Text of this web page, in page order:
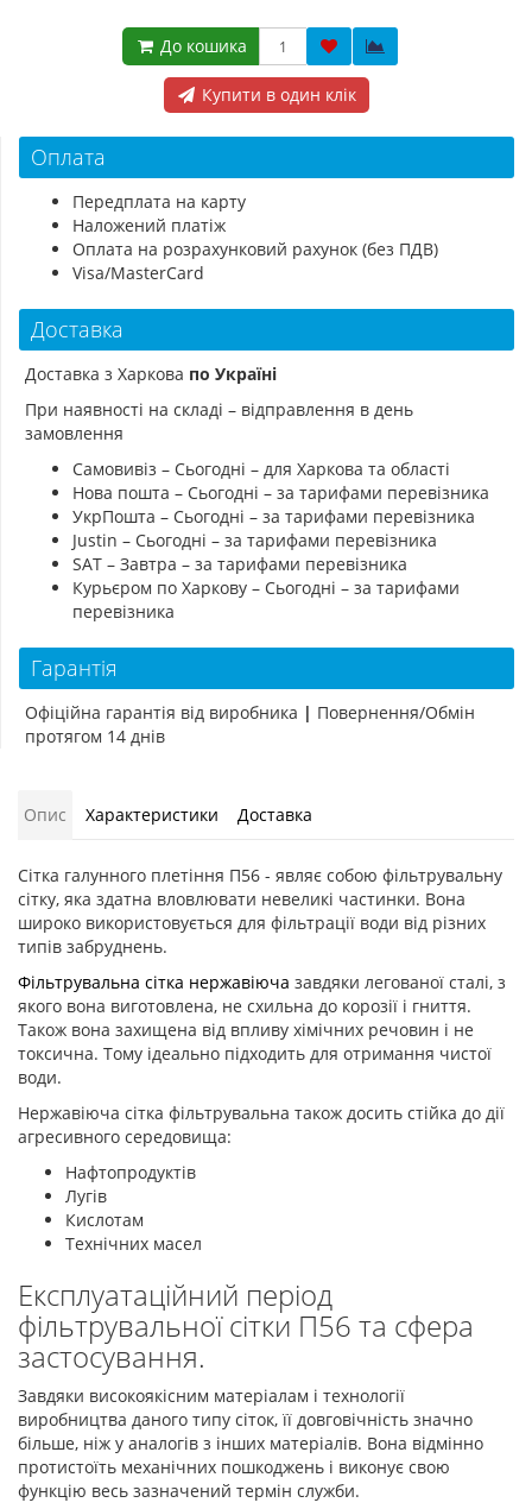
До кошика
Купити в один клік
Оплата
Передплата на карту
Наложений платіж
Оплата на розрахунковий рахунок (без ПДВ)
Visa/MasterCard
Доставка
Доставка з Харкова по Україні
При наявності на складі – відправлення в день
замовлення
Самовивіз – Сьогодні – для Харкова та області
Нова пошта – Сьогодні – за тарифами перевізника
УкрПошта – Сьогодні – за тарифами перевізника
Justin – Сьогодні – за тарифами перевізника
SAT – Завтра – за тарифами перевізника
Курьєром по Харкову – Сьогодні – за тарифами
перевізника
Гарантія
Офіційна гарантія від виробника | Повернення/Обмін
протягом 14 днів
Опис Характеристики Доставка
Сітка галунного плетіння П56 - являє собою фільтрувальну
сітку, яка здатна вловлювати невеликі частинки. Вона
широко використовується для фільтрації води від різних
типів забруднень.
Фільтрувальна сітка нержавіюча завдяки легованої сталі, з
якого вона виготовлена, не схильна до корозії і гниття.
Також вона захищена від впливу хімічних речовин і не
токсична. Тому ідеально підходить для отримання чистої
води.
Нержавіюча сітка фільтрувальна також досить стійка до дії
агресивного середовища:
Нафтопродуктів
Лугів
Кислотам
Технічних масел
Експлуатаційний період
фільтрувальної сітки П56 та сфера
застосування.
Завдяки високоякісним матеріалам і технології
виробництва даного типу сіток, її довговічність значно
більше, ніж у аналогів з інших матеріалів. Вона відмінно
протистоїть механічних пошкоджень і виконує свою
функцію весь зазначений термін служби.